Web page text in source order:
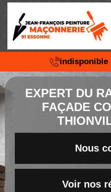
indisponible
EXPERT DU
FAÇADE
Nous
Voir nos